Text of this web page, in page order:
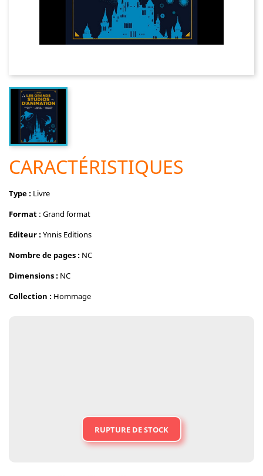
CARACTÉRISTIQUES
Type : Livre
Format : Grand format
Editeur :Ynnis Editions
Nombre de pages : NC
Dimensions : NC
Collection : Hommage
RUPTURE DE STOCK